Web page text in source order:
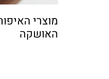
מוצרי
האושקה